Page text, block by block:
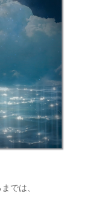
では、